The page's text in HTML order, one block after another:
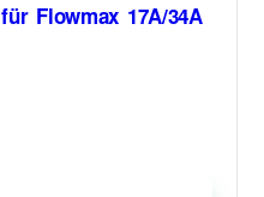
Flowmax 17A/34A